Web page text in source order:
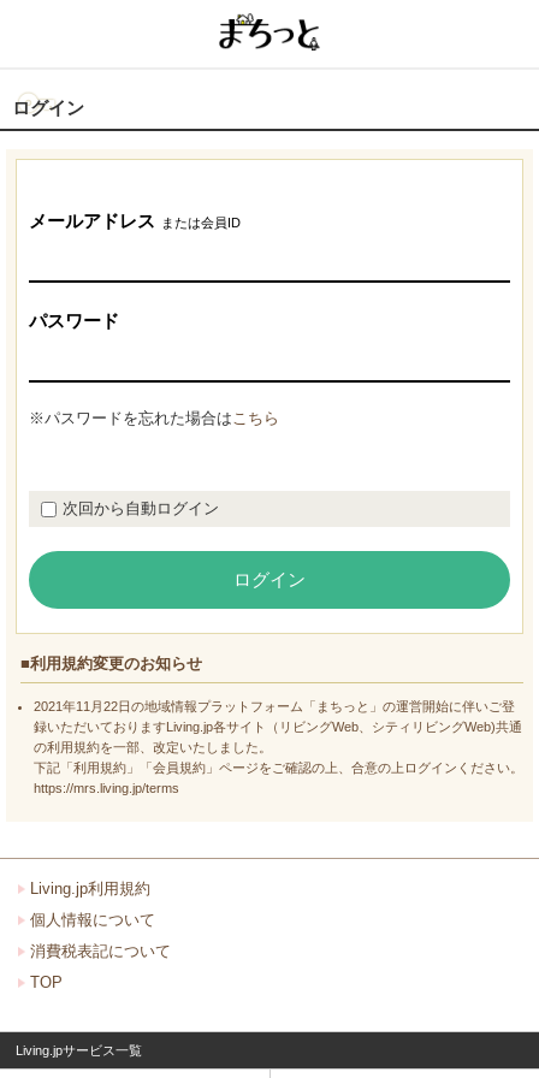
ログイン
メールアドレス または会員ID
パスワード
※パスワードを忘れた場合はこちら
次回から自動ログイン
ログイン
■利用規約変更のお知らせ
2021年11月22日の地域情報プラットフォーム「まちっと」の運営開始に伴いご登
録いただいておりますLiving.jp各サイト（リビングWeb、シティリビングWeb)共通
の利用規約を一部、改定いたしました。
下記「利用規約」「会員規約」ページをご確認の上、合意の上ログインください。
https://mrs.living.jp/terms
Living.jp利用規約
個人情報について
消費税表記について
TOP
Living.jpサービス一覧